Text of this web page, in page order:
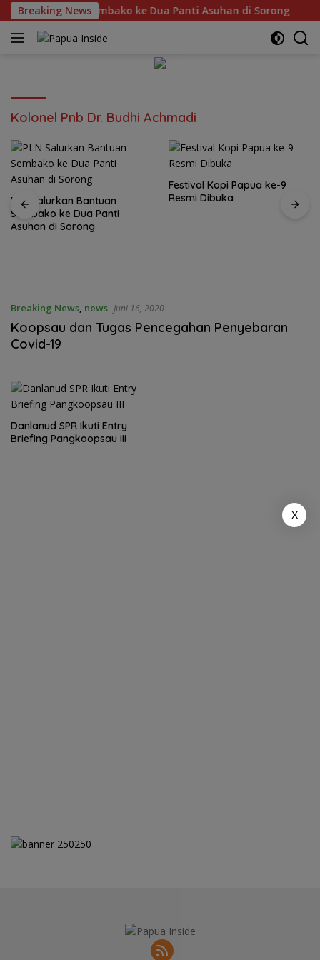
Langsung
ke
konten
Breaking News
Bantuan Sembako ke Dua Panti Asuhan di Sorong
Kolonel Pnb Dr. Budhi Achmadi
PLN Salurkan Bantuan
Sembako ke Dua Panti
Asuhan di Sorong
Festival Kopi Papua ke-9
Resmi Dibuka
Breaking News, news Juni 16, 2020
Koopsau dan Tugas Pencegahan Penyebaran
Covid-19
Danlanud SPR Ikuti Entry
Briefing Pangkoopsau III
X